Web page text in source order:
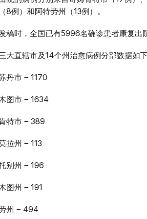
8例）和阿特劳州（13例）。
稿时，全国已有5996名确诊患者康复出
大直辖市及14个州治愈病例分部数据如下
丹市 – 1170
图市 – 1634
特市 – 389
拉州 – 113
别州 – 196
图州 – 191
州 – 494